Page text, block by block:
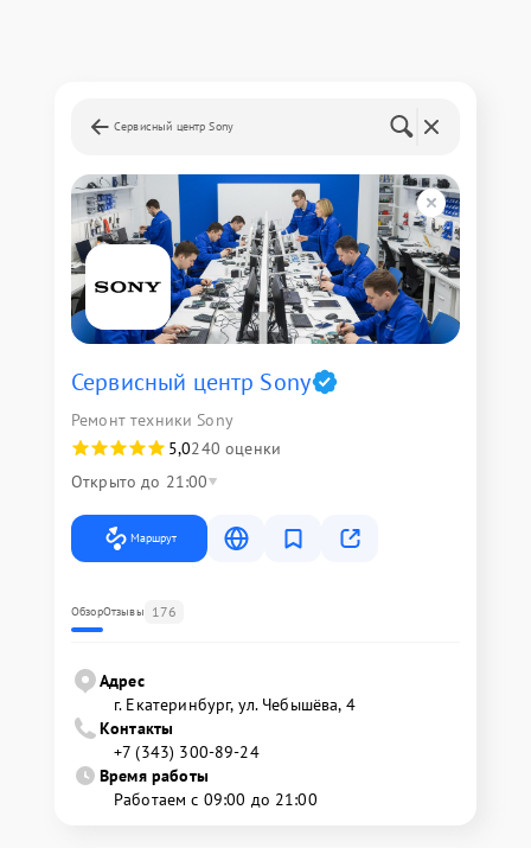
Сервисный центр Sony
Сервисный центр Sony
Ремонт техники Sony
5,0240 оценки
Открыто до 21:00
Маршрут
ОбзорОтзывы 176
Адрес
г. Екатеринбург, ул. Чебышёва, 4
Контакты
+7 (343) 300-89-24
Время работы
Работаем с 09:00 до 21:00